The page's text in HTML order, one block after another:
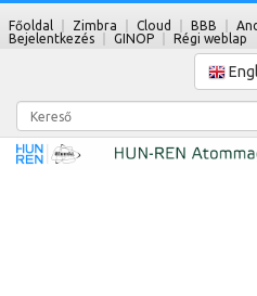
Főoldal Zimbra Cloud BBB
Bejelentkezés
GINOP Régi weblap
Kereső